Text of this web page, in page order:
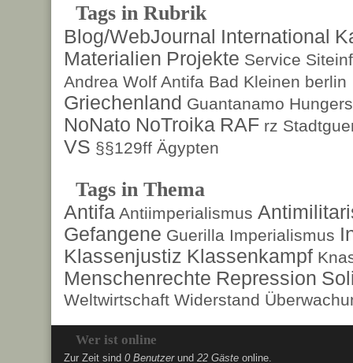
Tags in Rubrik
Blog/WebJournal International
Materialien Projekte Service
Andrea Wolf Antifa Bad Kleinen berlin
Griechenland Guantanamo
NoNato NoTroika RAF rz
VS §§129ff Ägypten
Tags in Thema
Antifa Antiimperialismus
Gefangene Guerilla Imperialismus
Klassenjustiz Klassenkampf
Menschenrechte Repression
Weltwirtschaft Widerstand
Wer ist online
Zur Zeit sind 0 Benutzerund 22 Gäste online.